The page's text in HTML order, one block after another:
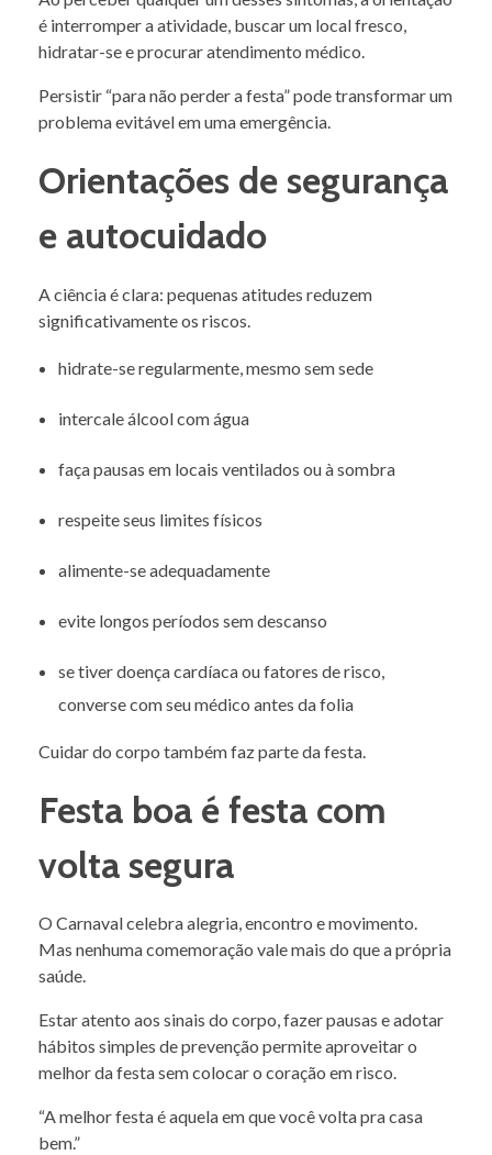
é interromper a atividade, buscar um local fresco,
hidratar-se e procurar atendimento médico.
Persistir “para não perder a festa” pode transformar um
problema evitável em uma emergência.
Orientações de segurança
e autocuidado
A ciência é clara: pequenas atitudes reduzem
significativamente os riscos.
hidrate-se regularmente, mesmo sem sede
intercale álcool com água
faça pausas em locais ventilados ou à sombra
respeite seus limites físicos
alimente-se adequadamente
evite longos períodos sem descanso
se tiver doença cardíaca ou fatores de risco,
converse com seu médico antes da folia
Cuidar do corpo também faz parte da festa.
Festa boa é festa com
volta segura
O Carnaval celebra alegria, encontro e movimento.
Mas nenhuma comemoração vale mais do que a própria
saúde.
Estar atento aos sinais do corpo, fazer pausas e adotar
hábitos simples de prevenção permite aproveitar o
melhor da festa sem colocar o coração em risco.
“A melhor festa é aquela em que você volta pra casa
bem.”